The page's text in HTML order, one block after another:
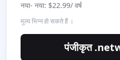
नया- नया: $22.99/ वर्ष
मूल्य भिन्‍न हो सकते हैं ।
पंजीकृत